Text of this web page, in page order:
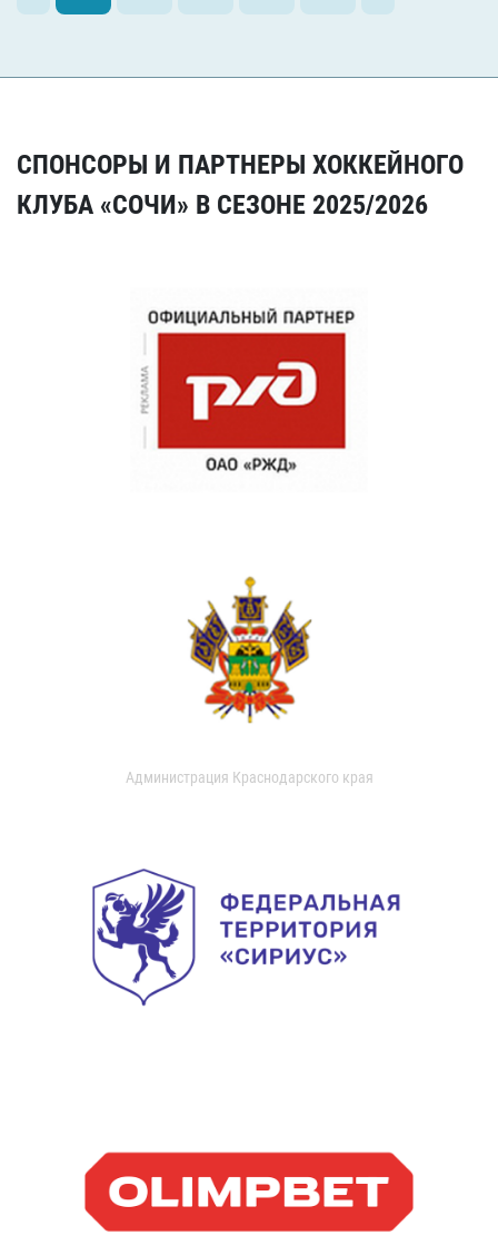
СПОНСОРЫ И ПАРТНЕРЫ ХОККЕЙНОГО
КЛУБА «СОЧИ» В СЕЗОНЕ 2025/2026
Администрация Краснодарского края